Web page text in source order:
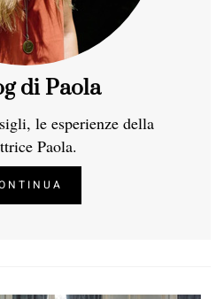
di Paola
le esperienze della
Paola.